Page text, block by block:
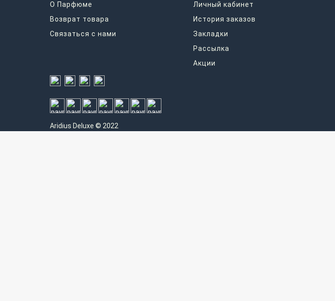
О Парфюме
Возврат товара
Связаться с нами
Личный кабинет
История заказов
Закладки
Рассылка
Акции
Aridius Deluxe © 2022